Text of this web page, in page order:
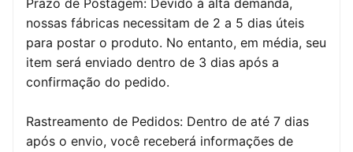
Prazo de Postagem: Devido à alta demanda,
nossas fábricas necessitam de 2 a 5 dias úteis
para postar o produto. No entanto, em média, seu
item será enviado dentro de 3 dias após a
confirmação do pedido.
Rastreamento de Pedidos: Dentro de até 7 dias
após o envio, você receberá informações de